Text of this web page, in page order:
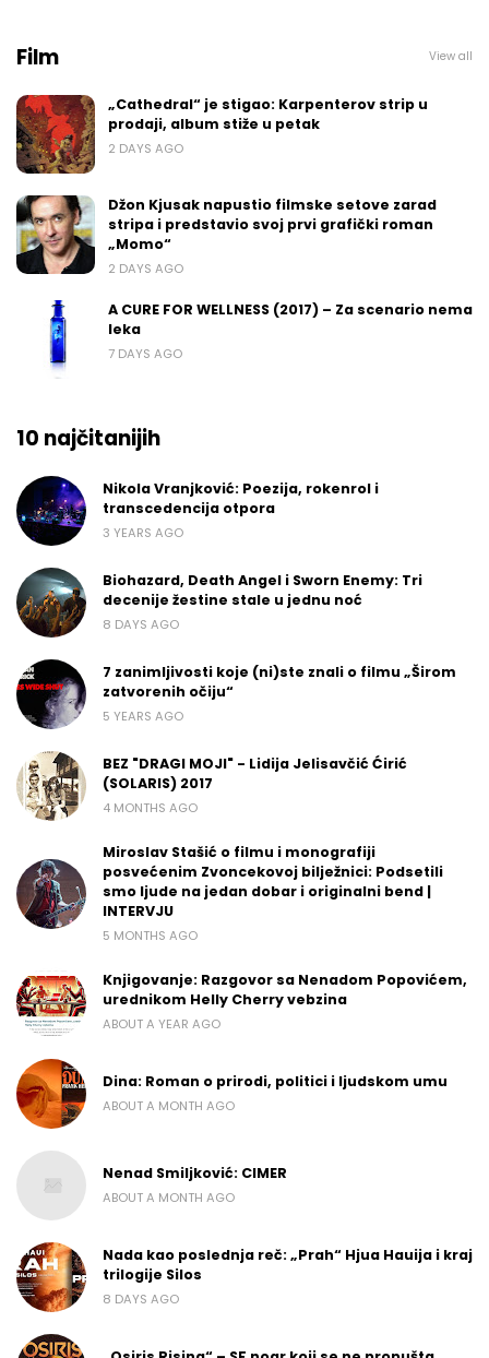
Film View all
„Cathedral“ je stigao: Karpenterov strip u
prodaji, album stiže u petak
2 DAYS AGO
Džon Kjusak napustio filmske setove zarad
stripa i predstavio svoj prvi grafički roman
„Momo“
2 DAYS AGO
A CURE FOR WELLNESS (2017) – Za scenario nema
leka
7 DAYS AGO
10 najčitanijih
Nikola Vranjković: Poezija, rokenrol i
transcedencija otpora
3 YEARS AGO
Biohazard, Death Angel i Sworn Enemy: Tri
decenije žestine stale u jednu noć
8 DAYS AGO
7 zanimljivosti koje (ni)ste znali o filmu „Širom
zatvorenih očiju“
5 YEARS AGO
BEZ "DRAGI MOJI" - Lidija Jelisavčić Ćirić
(SOLARIS) 2017
4 MONTHS AGO
Miroslav Stašić o filmu i monografiji
posvećenim Zvoncekovoj bilježnici: Podsetili
smo ljude na jedan dobar i originalni bend |
INTERVJU
5 MONTHS AGO
Knjigovanje: Razgovor sa Nenadom Popovićem,
urednikom Helly Cherry vebzina
ABOUT A YEAR AGO
Dina: Roman o prirodi, politici i ljudskom umu
ABOUT A MONTH AGO
Nenad Smiljković: CIMER
ABOUT A MONTH AGO
Nada kao poslednja reč: „Prah“ Hjua Hauija i kraj
trilogije Silos
8 DAYS AGO